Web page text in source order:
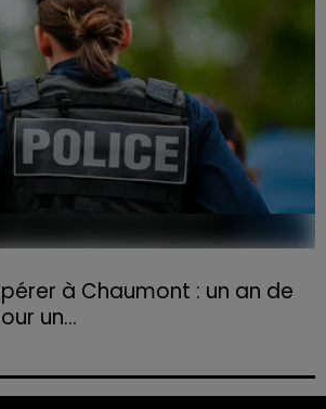
à Chaumont : un an de
un...
de son véhicule.